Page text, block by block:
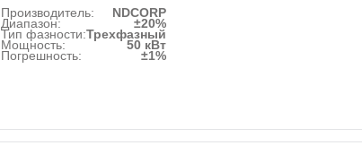
Производитель: NDCORP
Диапазон: ±20%
Тип фазности:Трехфазный
Мощность: 50 кВт
Погрешность: ±1%